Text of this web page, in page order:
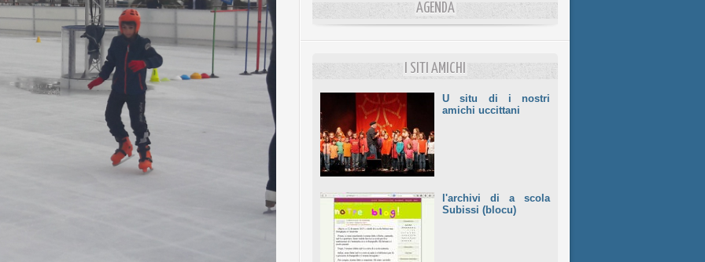
10/06/2026 AGENDA
I SITI AMICHI
U situ di i nostri
amichi uccittani
l'archivi di a scola
Subissi (blocu)